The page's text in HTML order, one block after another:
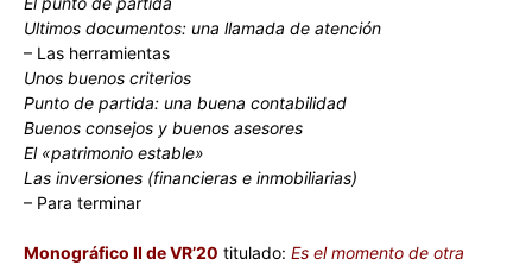
Ultimos documentos: una llamada de atención
– Las herramientas
Unos buenos criterios
Punto de partida: una buena contabilidad
Buenos consejos y buenos asesores
El «patrimonio estable»
Las inversiones (financieras e inmobiliarias)
– Para terminar
Monográfico II de VR’20 titulado: Es el momento de otra